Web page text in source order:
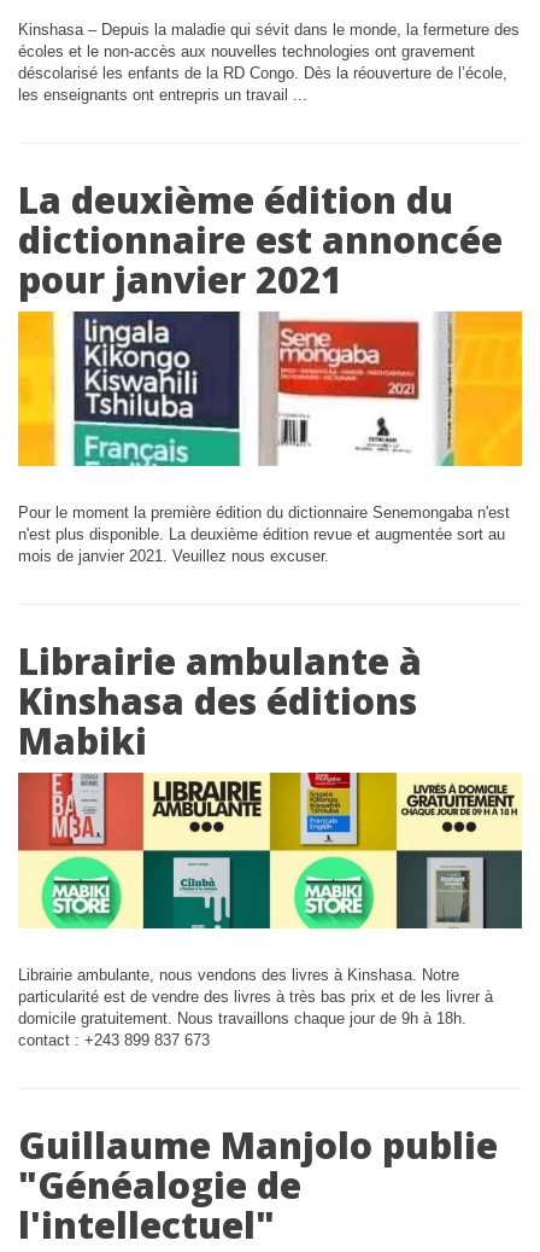
Kinshasa – Depuis la maladie qui sévit dans le monde, la fermeture des
écoles et le non-accès aux nouvelles technologies ont gravement
déscolarisé les enfants de la RD Congo. Dès la réouverture de l’école,
les enseignants ont entrepris un travail ...
La deuxième édition du
dictionnaire est annoncée
pour janvier 2021
Pour le moment la première édition du dictionnaire Senemongaba n'est
n'est plus disponible. La deuxième édition revue et augmentée sort au
mois de janvier 2021. Veuillez nous excuser.
Librairie ambulante à
Kinshasa des éditions
Mabiki
Librairie ambulante, nous vendons des livres à Kinshasa. Notre
particularité est de vendre des livres à très bas prix et de les livrer à
domicile gratuitement. Nous travaillons chaque jour de 9h à 18h.
contact : +243 899 837 673
Guillaume Manjolo publie
"Généalogie de
l'intellectuel"